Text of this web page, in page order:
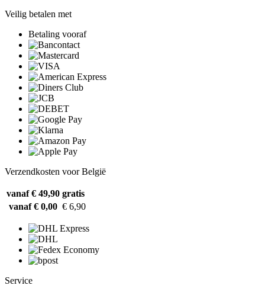
Veilig betalen met
Betaling vooraf
Verzendkosten voor België
vanaf € 49,90 gratis
vanaf € 0,00 € 6,90
Service